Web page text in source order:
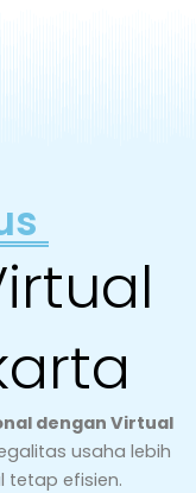
dengan Virtual
usaha lebih
tetap efisien.